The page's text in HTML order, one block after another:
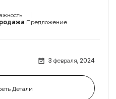
Предложение
3 февраля, 2024
Детали